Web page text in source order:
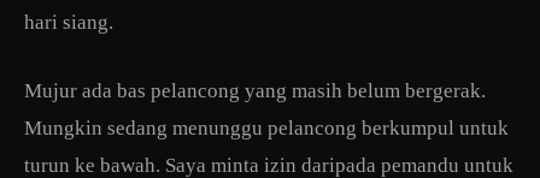
hari siang.
Mujur ada bas pelancong yang masih belum bergerak.
Mungkin sedang menunggu pelancong berkumpul untuk
turun ke bawah. Saya minta izin daripada pemandu untuk